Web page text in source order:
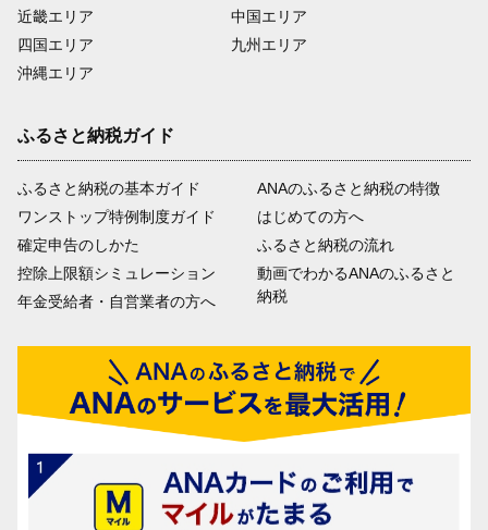
近畿エリア
四国エリア
沖縄エリア
中国エリア
九州エリア
ふるさと納税ガイド
ふるさと納税の基本ガイド
ワンストップ特例制度ガイド
確定申告のしかた
控除上限額シミュレーション
年金受給者・自営業者の方へ
ANAのふるさと納税の特徴
はじめての方へ
ふるさと納税の流れ
動画でわかるANAのふるさと
納税